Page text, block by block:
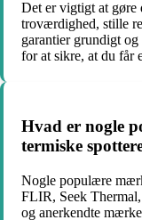
Det er vigtigt at gøre
troværdighed, stille
garantier grundigt
for at sikre, at du får
Hvad er nogle
termiske
Nogle populære
FLIR, Seek
og anerkendte